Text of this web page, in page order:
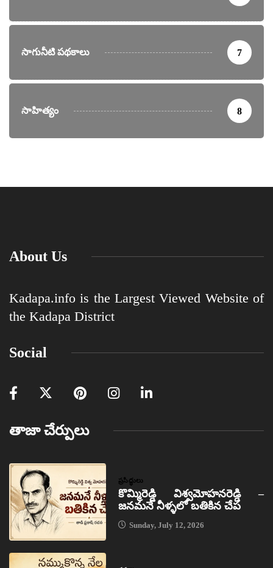
సాగునీటి పథకాలు 7
సాహిత్యం 8
About Us
Kadapa.info is the Largest Viewed Website of
the Kadapa District
Social
తాజా చేర్పులు
ప్రసిద్ధులు
కొమ్మిరెడ్డి విశ్వమోహనరెడ్డి –
జనమనే నీళ్ళలో బతికిన చేప
Sunday, July 12, 2026